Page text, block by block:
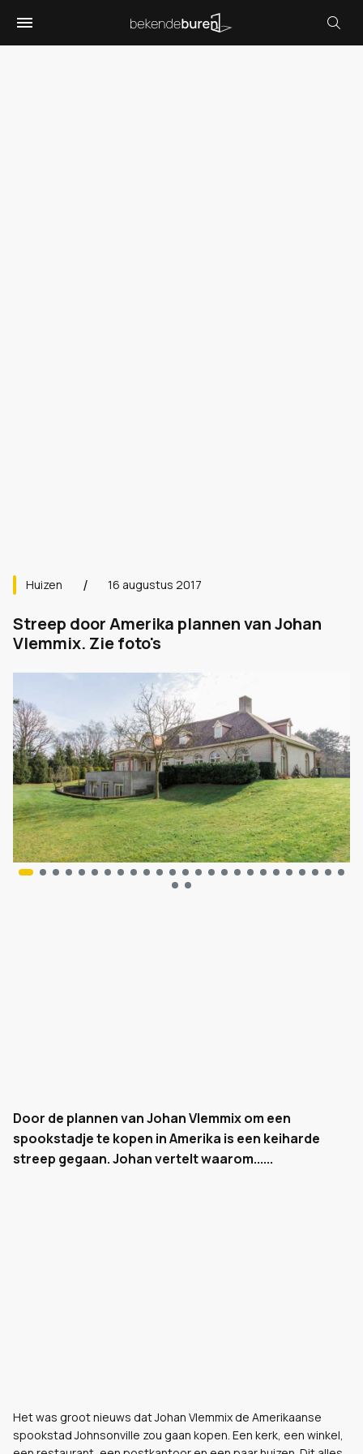
Huizen 16 augustus 2017
Streep door Amerika plannen van Johan
Vlemmix. Zie foto's
Door de plannen van Johan Vlemmix om een
spookstadje te kopen in Amerika is een keiharde
streep gegaan. Johan vertelt waarom......
Het was groot nieuws dat Johan Vlemmix de Amerikaanse
spookstad Johnsonville zou gaan kopen. Een kerk, een winkel,